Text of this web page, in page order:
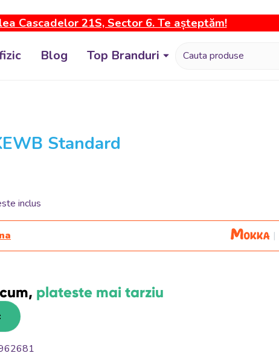
Cascadelor 21S, Sector 6. Te așteptăm!
Blog Top Branduri
Standard
inclus
plateste mai tarziu